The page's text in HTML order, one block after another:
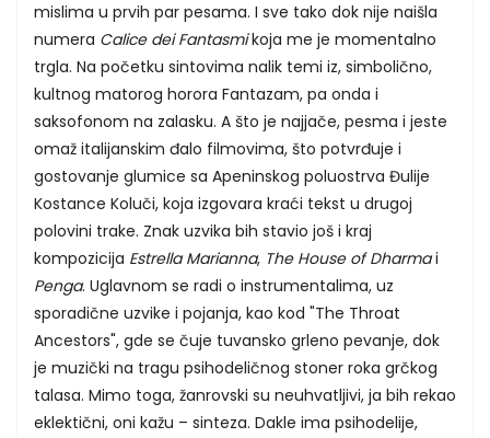
mislima u prvih par pesama. I sve tako dok nije naišla
numera Calice dei Fantasmikoja me je momentalno
trgla. Na početku sintovima nalik temi iz, simbolično,
kultnog matorog horora Fantazam, pa onda i
saksofonom na zalasku. A što je najjače, pesma i jeste
omaž italijanskim đalo filmovima, što potvrđuje i
gostovanje glumice sa Apeninskog poluostrva Đulije
Kostance Koluči, koja izgovara kraći tekst u drugoj
polovini trake. Znak uzvika bih stavio još i kraj
kompozicija Estrella Marianna, The House of Dharmai
Penga. Uglavnom se radi o instrumentalima, uz
sporadične uzvike i pojanja, kao kod "The Throat
Ancestors", gde se čuje tuvansko grleno pevanje, dok
je muzički na tragu psihodeličnog stoner roka grčkog
talasa. Mimo toga, žanrovski su neuhvatljivi, ja bih rekao
eklektični, oni kažu – sinteza. Dakle ima psihodelije,